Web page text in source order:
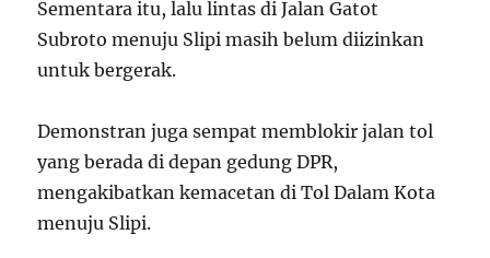
Sementara itu, lalu lintas di Jalan Gatot
Subroto menuju Slipi masih belum diizinkan
untuk bergerak.
Demonstran juga sempat memblokir jalan tol
yang berada di depan gedung DPR,
mengakibatkan kemacetan di Tol Dalam Kota
menuju Slipi.